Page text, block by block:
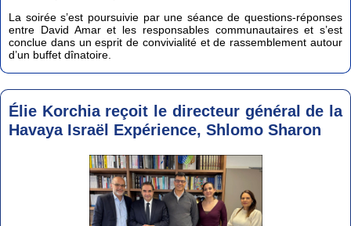
La soirée s’est poursuivie par une séance de questions-réponses
entre David Amar et les responsables communautaires et s’est
conclue dans un esprit de convivialité et de rassemblement autour
d’un buffet dînatoire.
Élie Korchia reçoit le directeur général de la
Havaya Israël Expérience, Shlomo Sharon